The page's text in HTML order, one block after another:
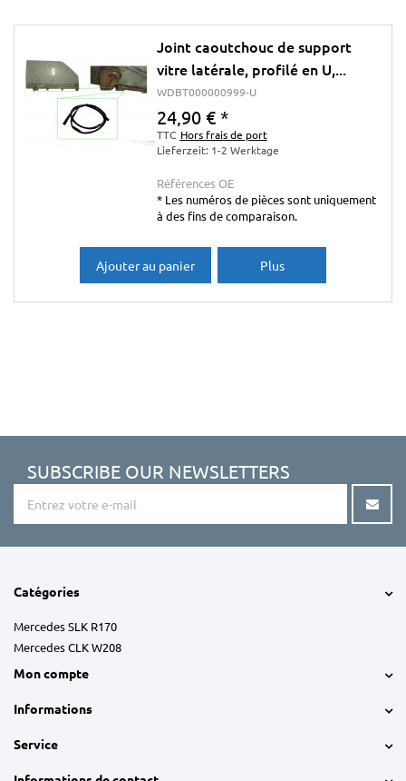
Joint caoutchouc de support
vitre latérale, profilé en U,...
WDBT000000999-U
24,90 € *
TTC Hors frais de port
Lieferzeit: 1-2 Werktage
Références OE
* Les numéros de pièces sont uniquement
à des fins de comparaison.
Ajouter au panier Plus
SUBSCRIBE OUR NEWSLETTERS
Catégories
Mercedes SLK R170
Mercedes CLK W208
Mon compte
Informations
Service